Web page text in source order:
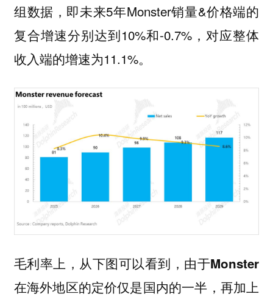
组数据，即未来5年Monster销量&价格端的
复合增速分别达到10%和-0.7%，对应整体
收入端的增速为11.1%。
毛利率上，从下图可以看到， 由于Monster
在海外地区的定价仅是国内的一半，再加上